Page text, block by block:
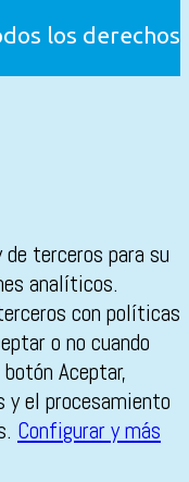
los derechos
terceros para su
analíticos.
con políticas
o no cuando
Aceptar,
y el procesamiento
Configurar y más